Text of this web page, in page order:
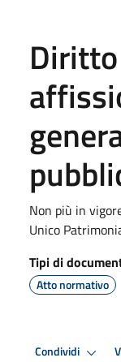
Non più in
Unico
Tipi di
Atto normativo
Condividi